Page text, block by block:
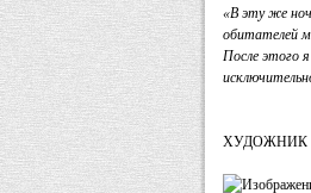
«В эту же
обитателей
После этого
ХУДОЖНИК